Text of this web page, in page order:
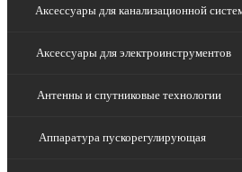
Аксессуары для канализационной
Аксессуары для электроинструментов
Антенны и спутниковые технологии
Аппаратура пускорегулирующая